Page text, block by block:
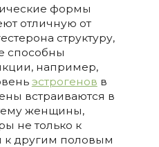
формы
отличную от
структуру,
способны
например,
эстрогенов в
встраиваются в
женщины,
не только к
к другим половым